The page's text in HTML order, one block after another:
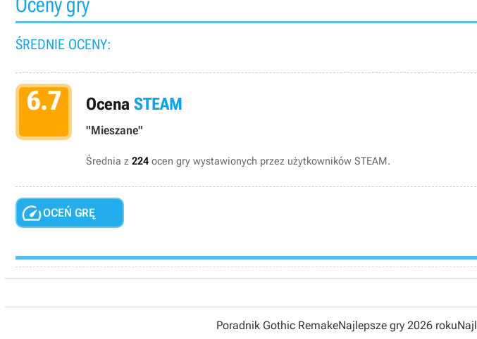
ŚREDNIE OCENY:
6.7 Ocena STEAM
"Mieszane"
Średnia z 224 ocen gry wystawionych przez użytkowników STEAM.
OCEŃ GRĘ
Poradnik Gothic RemakeNajlepsze gry 2026 roku